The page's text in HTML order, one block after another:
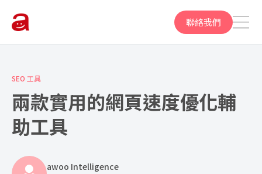
聯絡我們
SEO 工具
兩款實用的網頁速度優化輔
助工具
awoo Intelligence